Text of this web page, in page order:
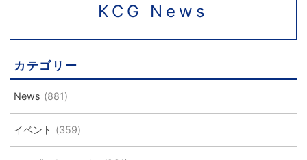
KCG News
カテゴリー
News (881)
イベント (359)